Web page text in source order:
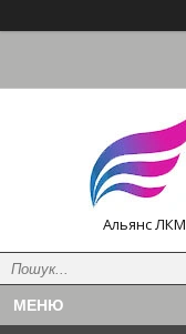
Альянс ЛКМ